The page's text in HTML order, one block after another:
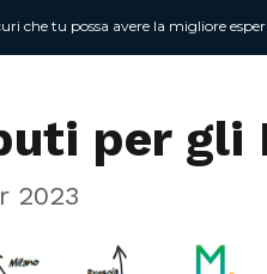
per gli
2023
che tu possa avere la migliore